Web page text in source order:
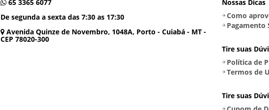
65 3365 6077
De segunda a sexta das 7:30 as 17:30
Avenida Quinze de Novembro, 1048A, Porto - Cuiabá - MT -
CEP 78020-300
Nossas Dicas
Como
Pagamento
Tire suas
Política de
Termos de
Tire suas